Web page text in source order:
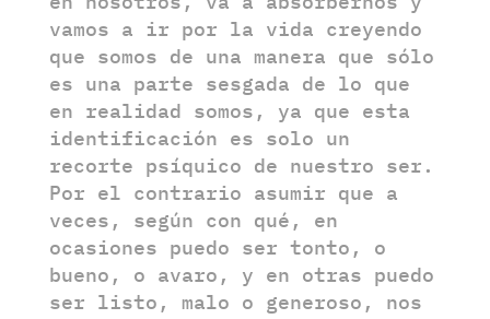
vamos a ir por la vida creyendo
que somos de una manera que sólo
es una parte sesgada de lo que
en realidad somos, ya que esta
identificación es solo un
recorte psíquico de nuestro ser.
Por el contrario asumir que a
veces, según con qué, en
ocasiones puedo ser tonto, o
bueno, o avaro, y en otras puedo
ser listo, malo o generoso, nos